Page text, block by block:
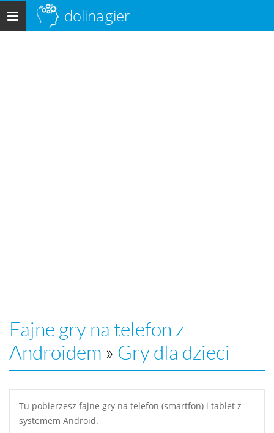
Menu
główne
dolinagier
Fajne gry na telefon z
Androidem » Gry dla dzieci
Tu pobierzesz fajne gry na telefon (smartfon) i tablet z
systemem Android.